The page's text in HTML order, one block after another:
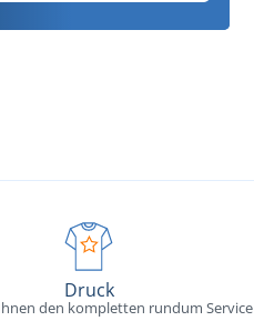
Druck
den kompletten rundum Service